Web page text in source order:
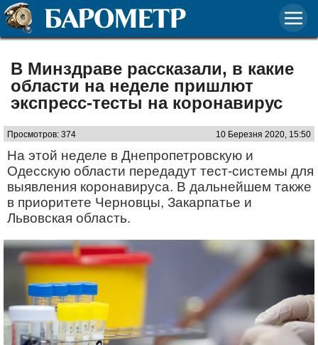
В Минздраве рассказали, в какие
области на неделе пришлют
экспресс-тесты на коронавирус
Просмотров: 374 10 Березня 2020, 15:50
На этой неделе в Днепропетровскую и
Одесскую области передадут тест-системы для
выявления коронавируса. В дальнейшем также
в приоритете Черновцы, Закарпатье и
Львовская область.